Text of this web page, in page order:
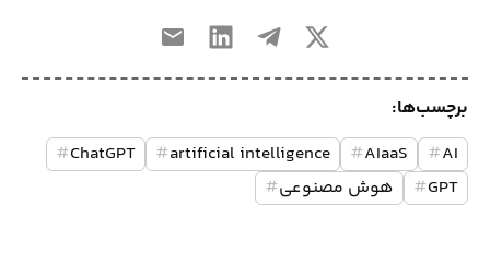
برچسب‌ها:
AI
#
AIaaS
#
artificial intelligence
#
ChatGPT
#
GPT
# هوش مصنوعی#